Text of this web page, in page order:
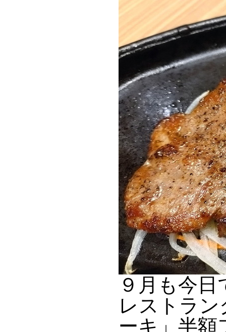
９月も今
レストラ
ーキ」半額